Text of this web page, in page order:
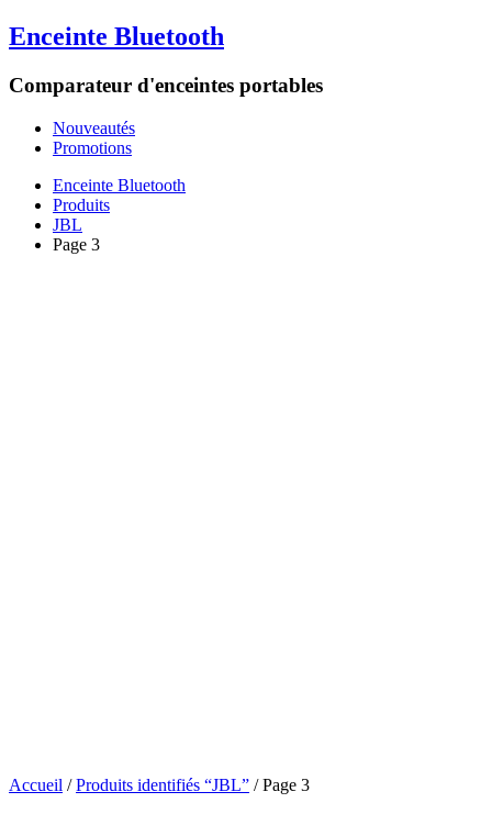
Enceinte Bluetooth
Comparateur d'enceintes portables
Nouveautés
Promotions
Enceinte Bluetooth
Produits
JBL
Page 3
Accueil /Produits identifiés “JBL” / Page 3